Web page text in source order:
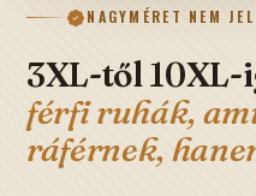
NAGYMÉRET NEM
3XL-től 10XL-
férfi ruhák,
ráférnek,